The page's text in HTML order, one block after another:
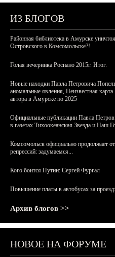
ИЗ БЛОГОВ
Районная библиотека в Амурске
Островского в Комсомольске?!
Голая вечеринка Роснано 2015г. Итог.
Новые находки Павла Петровича
аномальные явления, Неизвестная
автора в Амурске по 2025
Официальные публикации Павла
в газетах Тихоокеанская Звезда и Наш
Комсомольск официально продолжает
репрессий: задумаемся...
Кого боится Путин: Сергей Фургал
Повышение платы в автобусах за
Архив блогов >>
НОВОЕ НА ФОРУМЕ